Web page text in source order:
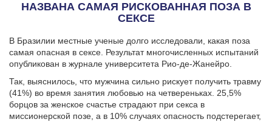
НАЗВАНА САМАЯ РИСКОВАННАЯ ПОЗА В
СЕКСЕ
В Бразилии местные ученые долго исследовали, какая поза
самая опасная в сексе. Результат многочисленных испытаний
опубликован в журнале университета Рио-де-Жанейро.
Так, выяснилось, что мужчина сильно рискует получить травму
(41%) во время занятия любовью на четвереньках. 25,5%
борцов за женское счастье страдают при секса в
миссионерской позе, а в 10% случаях опасность подстерегает,